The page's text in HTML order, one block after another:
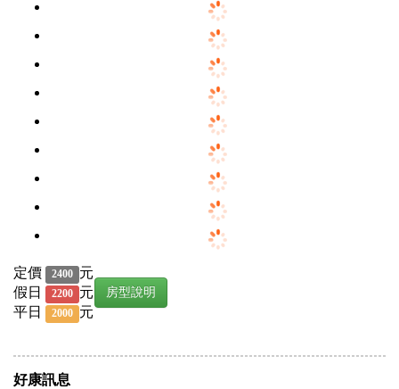
定價 2400 元
假日
2200 元
平日
2000 元
房型說明
好康訊息